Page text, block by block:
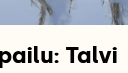
Talvi